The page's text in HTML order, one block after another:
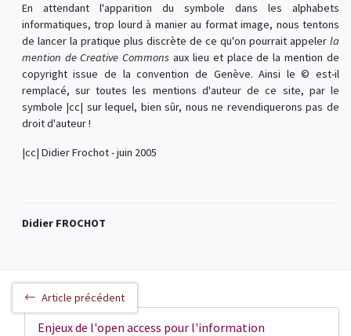
En attendant l'apparition du symbole dans les alphabets
informatiques, trop lourd à manier au format image, nous tentons
de lancer la pratique plus discrète de ce qu'on pourrait appeler la
mention de Creative Commons aux lieu et place de la mention de
copyright issue de la convention de Genève. Ainsi le © est-il
remplacé, sur toutes les mentions d'auteur de ce site, par le
symbole |cc| sur lequel, bien sûr, nous ne revendiquerons pas de
droit d'auteur !
|cc| Didier Frochot - juin 2005
Didier FROCHOT
Article précédent
Enjeux de l'open access pour l'information